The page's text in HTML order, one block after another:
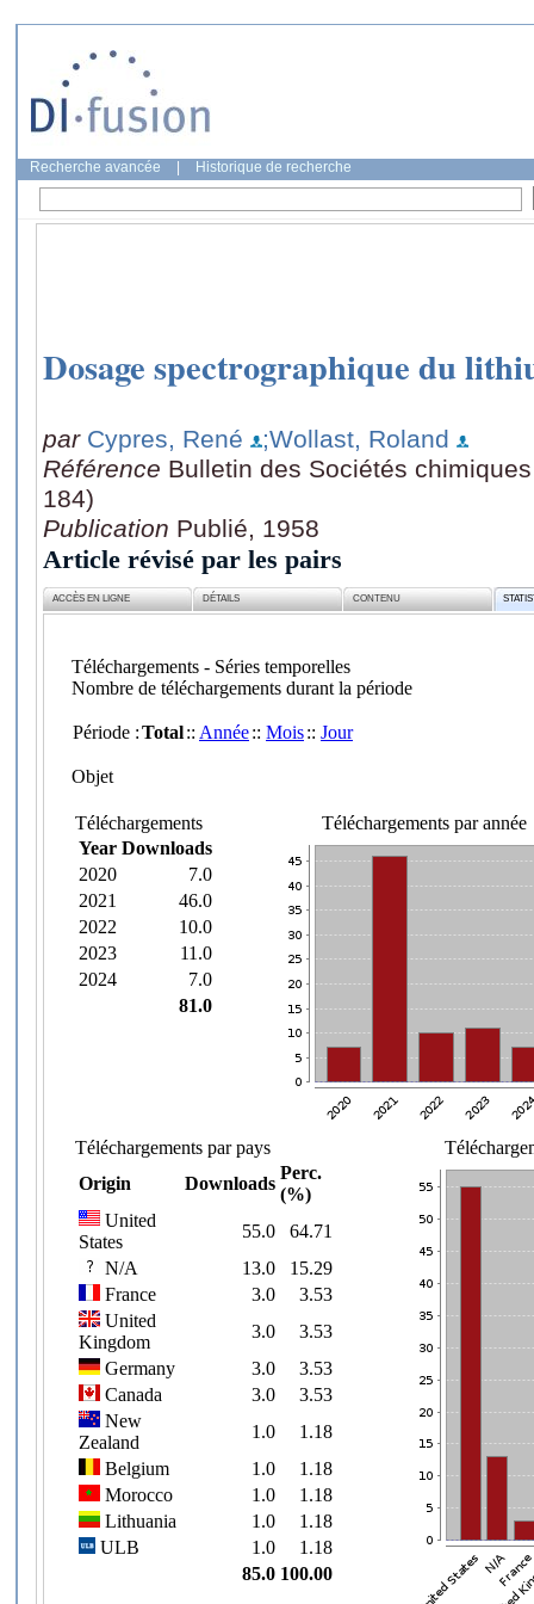
Recherche avancée Historique de recherche
Dosage spectrographique du
par Cypres, René
;Wollast, Roland
Référence Bulletin des Sociétés
184)
Publication Publié, 1958
Article révisé par les pairs
ACCÈS EN LIGNE DÉTAILS CONTENU